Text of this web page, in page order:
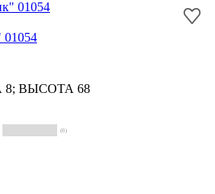
01054
ВЫСОТА 68
(0)